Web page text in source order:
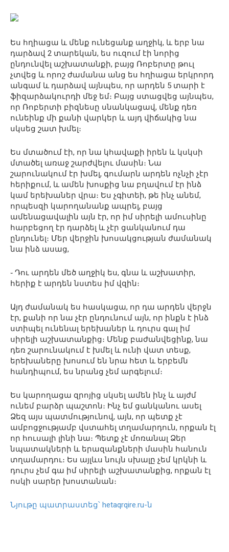
Ես հղիացա և մենք ունեցանք աղջիկ, և երբ նա
դարձավ 2 տարեկան, ես ուզում էի նորից
ընդունվել աշխատանքի, բայց Ռոբերտը թուլ
չտվեց և որոշ ժամանա անց ես հղիացա երկրորդ
անգամ և դարձավ այնպես, որ արդեն 5 տարի է
ֆիզարձակուրդի մեջ եմ։ Բայց ստացվեց այնպես,
որ Ռոբերտի բիզնեսը սնանկացավ, մենք դեռ
ունեինք մի քանի վարկեր և այդ վիճակից նա
սկսեց շատ խմել։
Ես մտածում էի, որ նա կհավաքի իրեն և կսկսի
մտածել առաջ շարժվելու մասին։ Նա
շարունակում էր խմել, գումարն արդեն ոչնչի չէր
հերիքում, և ամեն խոսքից նա բղավում էր ինձ
կամ երեխաներ վրա։ Ես չգիտեի, թե ինչ անեմ,
որպեսզի կարողանանք ապրել, բայց
ամենացավալին այն էր, որ իմ սիրելի ամուսինը
հարբեցող էր դարձել և չէր ցանկանում դա
ընդունել։ Մեր վերջին խոսակցության ժամանակ
նա ինձ ասաց,
֊ Դու արդեն մեծ աղջիկ ես, գնա և աշխատիր,
հերիք է արդեն նստես իմ վզին։
Այդ ժամանակ ես հասկացա, որ դա արդեն վերջն
էր, քանի որ նա չէր ընդունում այն, որ ինքն է ինձ
ստիպել ունենալ երեխաներ և դուրս գալ իմ
սիրելի աշխատանքից։ Մենք բաժանվեցինք, նա
դեռ շարունակում է խմել և ունի վատ տեսք,
երեխաները խոսում են նրա հետ և երբեմն
հանդիպում, ես նրանց չեմ արգելում։
Ես կարողացա զրոյից սկսել ամեն ինչ և այժմ
ունեմ բարձր պաշտոն։ Ինչ եմ ցանկանու ասել
Ձեզ այս պատմությունով, այն, որ պետք չէ
ամբոցջությամբ վստահել տղամարդուն, որքան էլ
որ հուսալի լինի նա։ Պետք չէ մոռանալ Ձեր
նպատակների և երազանքների մասին հանուն
տղամարդու։ Ես այլևս նույն սխալը չեմ կրկնի և
դուրս չեմ գա իմ սիրելի աշխատանքից, որքան էլ
ոսկի սարեր խոստանան։
Նյութը պատրաստեց՝ hetaqrqire.ru-ն